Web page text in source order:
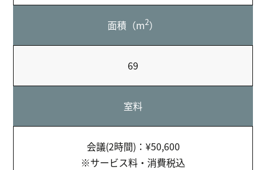
面積（m2）
69
室料
会議(2時間)：¥50,600
※サービス料・消費税込